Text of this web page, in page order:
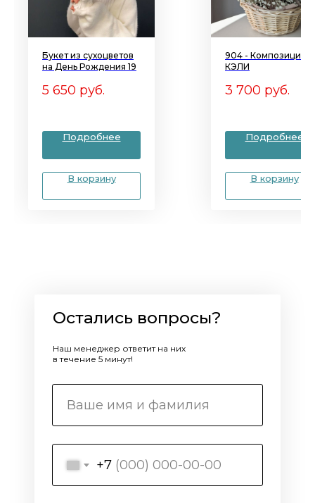
Букет из сухоцветов
на День Рождения 19
5 650 руб.
Подробнее
В корзину
904 - Композиция
КЭЛИ
3 700 руб.
Подробнее
В корзину
+7
Остались вопросы?
Наш менеджер ответит на них
в течение 5 минут!